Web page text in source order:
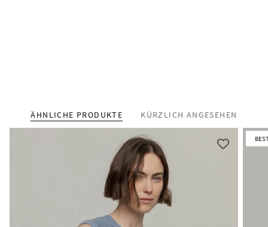
ÄHNLICHE PRODUKTE KÜRZLICH ANGESEHEN